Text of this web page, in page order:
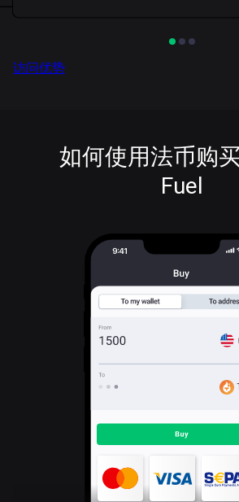
访问优势
如何使用法币购
Fuel